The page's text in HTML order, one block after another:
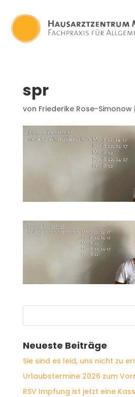
spr
von Friederike Rose-Simonow|
Neueste Beiträge
Sie sind es leid, uns nicht zu
Urlaubstermine 2026 zum
RSV Impfung ist jetzt eine